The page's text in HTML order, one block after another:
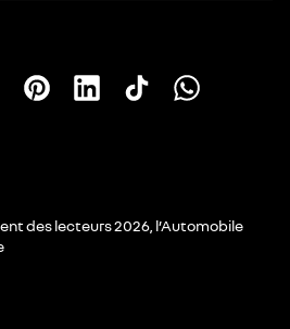
des lecteurs 2026, l’Automobile